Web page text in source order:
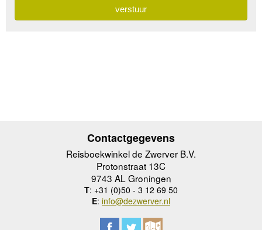
Contactgegevens
Reisboekwinkel de Zwerver B.V.
Protonstraat 13C
9743 AL Groningen
T: +31 (0)50 - 3 12 69 50
E: info@dezwerver.nl